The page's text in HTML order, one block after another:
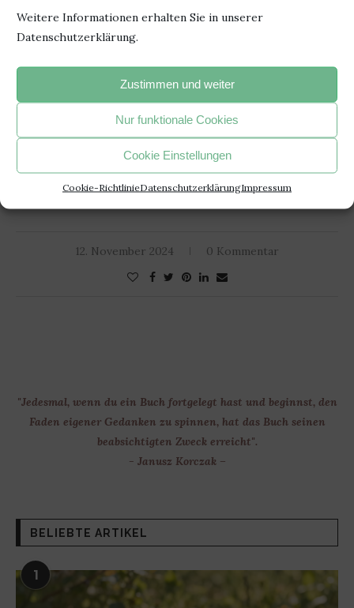
Weitere Informationen erhalten Sie in unserer
Datenschutzerklärung.
Zustimmen und weiter
Nur funktionale Cookies
Cookie Einstellungen
Cookie-RichtlinieDatenschutzerklärungImpressum
Werbung
Titel: Mami braucht ’nen
Drink – erst recht an
Herausgeber:
Verlag
Seiten: 320
12. November 2024 0 Kommentar
"Jedesmal, wenn du ein Buch fortgelegt hast und beginnst, den
Faden eigener Gedanken zu spinnen, hat das Buch seinen
beabsichtigten Zweck erreicht".
- Janusz Korczak –
BELIEBTE ARTIKEL
1